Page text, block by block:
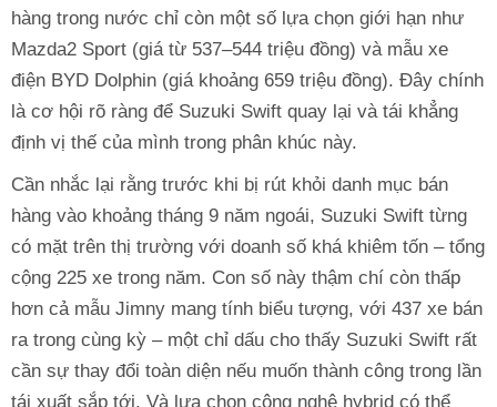
hàng trong nước chỉ còn một số lựa chọn giới hạn như
Mazda2 Sport (giá từ 537–544 triệu đồng) và mẫu xe
điện BYD Dolphin (giá khoảng 659 triệu đồng). Đây chính
là cơ hội rõ ràng để Suzuki Swift quay lại và tái khẳng
định vị thế của mình trong phân khúc này.
Cần nhắc lại rằng trước khi bị rút khỏi danh mục bán
hàng vào khoảng tháng 9 năm ngoái, Suzuki Swift từng
có mặt trên thị trường với doanh số khá khiêm tốn – tổng
cộng 225 xe trong năm. Con số này thậm chí còn thấp
hơn cả mẫu Jimny mang tính biểu tượng, với 437 xe bán
ra trong cùng kỳ – một chỉ dấu cho thấy Suzuki Swift rất
cần sự thay đổi toàn diện nếu muốn thành công trong lần
tái xuất sắp tới. Và lựa chọn công nghệ hybrid có thể